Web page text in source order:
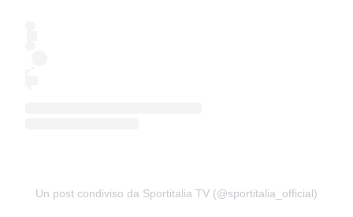
Un post condiviso da Sportitalia TV (@sportitalia_official)